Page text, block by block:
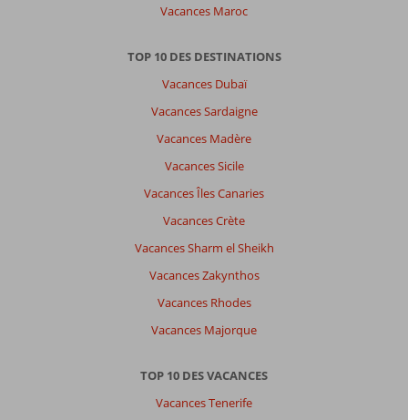
Vacances Maroc
TOP 10 DES DESTINATIONS
Vacances Dubaï
Vacances Sardaigne
Vacances Madère
Vacances Sicile
Vacances Îles Canaries
Vacances Crète
Vacances Sharm el Sheikh
Vacances Zakynthos
Vacances Rhodes
Vacances Majorque
TOP 10 DES VACANCES
Vacances Tenerife